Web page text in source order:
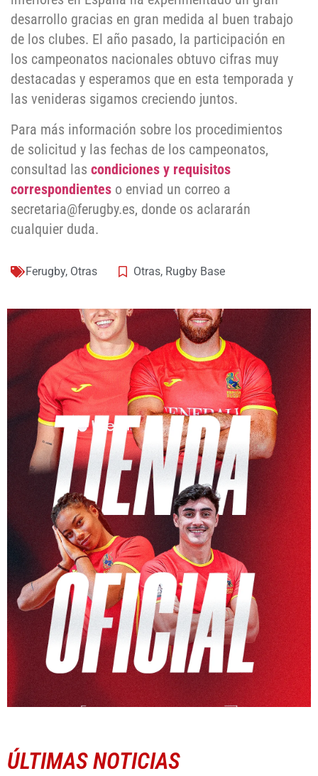
desarrollo gracias en gran medida al buen trabajo
de los clubes. El año pasado, la participación en
los campeonatos nacionales obtuvo cifras muy
destacadas y esperamos que en esta temporada y
las venideras sigamos creciendo juntos.
Para más información sobre los procedimientos
de solicitud y las fechas de los campeonatos,
consultad las condiciones y requisitos
correspondientes o enviad un correo a
secretaria@ferugby.es, donde os aclararán
cualquier duda.
Ferugby, Otras Otras, Rugby Base
ÚLTIMAS NOTICIAS